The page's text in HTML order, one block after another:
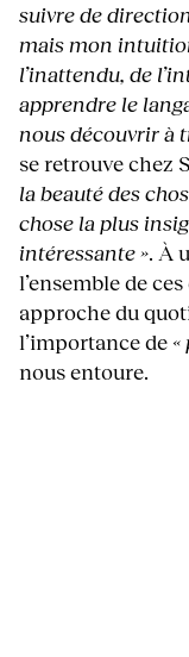
suivre de
mais mon
l’inattendu, de
apprendre le
nous découvrir à
se retrouve chez
la beauté des
chose la plus
intéressante ». À
l’ensemble de
approche du
l’importance de
nous entoure.